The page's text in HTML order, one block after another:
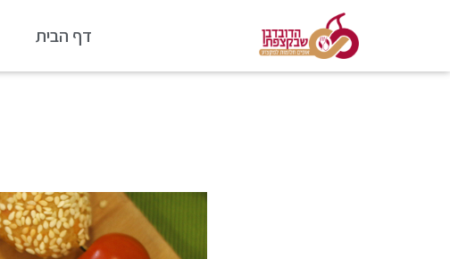
דף הבית